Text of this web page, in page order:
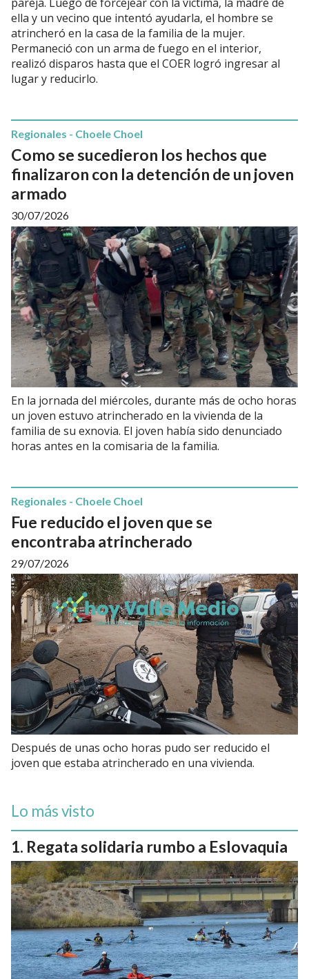
pareja. Luego de forcejear con la víctima, la madre de
ella y un vecino que intentó ayudarla, el hombre se
atrincheró en la casa de la familia de la mujer.
Permaneció con un arma de fuego en el interior,
realizó disparos hasta que el COER logró ingresar al
lugar y reducirlo.
Como se sucedieron los hechos que
finalizaron con la detención de un joven
armado
Regionales - Choele Choel
30/07/2026
En la jornada del miércoles, durante más de ocho horas
un joven estuvo atrincherado en la vivienda de la
familia de su exnovia. El joven había sido denunciado
horas antes en la comisaria de la familia.
Fue reducido el joven que se
encontraba atrincherado
Regionales - Choele Choel
29/07/2026
Después de unas ocho horas pudo ser reducido el
joven que estaba atrincherado en una vivienda.
Lo más visto
Regata solidaria rumbo a Eslovaquia